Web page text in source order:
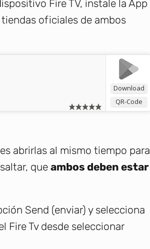
Fire TV, instale la App
oficiales de ambos
Download
QR-Code
abrirlas al mismo tiempo para
que ambos deben estar
Send (enviar) y selecciona
Fire Tv desde seleccionar